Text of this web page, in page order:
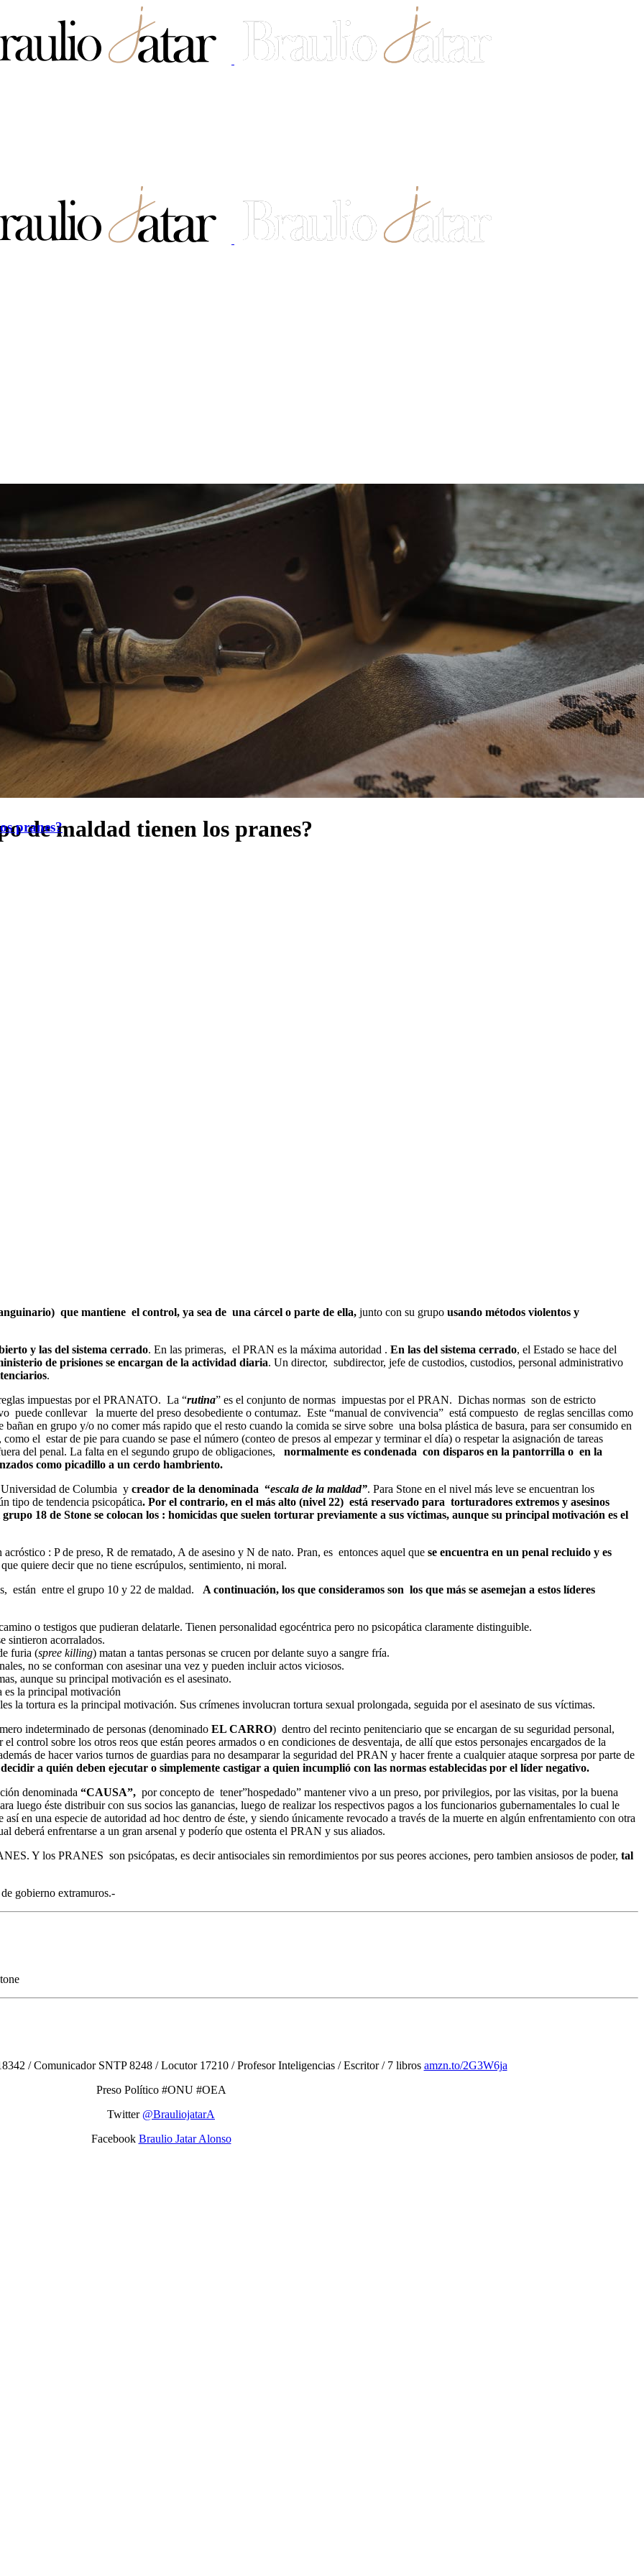
de maldad tienen los pranes?
pranes?
que mantiene el control, ya sea de una cárcel o parte de ella, junto con su grupo usando métodos violentos y
y las del sistema cerrado. En las primeras, el PRAN es la máxima autoridad . En las del sistema cerrado, el Estado se hace del
de prisiones se encargan de la actividad diaria. Un director, subdirector, jefe de custodios, custodios, personal administrativo
.
impuestas por el PRANATO. La “rutina” es el conjunto de normas impuestas por el PRAN. Dichas normas son de estricto
conllevar la muerte del preso desobediente o contumaz. Este “manual de convivencia” está compuesto de reglas sencillas como
en grupo y/o no comer más rapido que el resto cuando la comida se sirve sobre una bolsa plástica de basura, para ser consumido en
el estar de pie para cuando se pase el número (conteo de presos al empezar y terminar el día) o respetar la asignación de tareas
del penal. La falta en el segundo grupo de obligaciones,
normalmente es condenada con disparos en la pantorrilla o en la
como picadillo a un cerdo hambriento.
Universidad de Columbia y creador de la denominada “escala de la maldad”. Para Stone en el nivel más leve se encuentran los
tipo de tendencia psicopática. Por el contrario, en el más alto (nivel 22) está reservado para torturadores extremos y asesinos
grupo 18 de Stone se colocan los : homicidas que suelen torturar previamente a sus víctimas, aunque su principal motivación es el
: P de preso, R de rematado, A de asesino y N de nato. Pran, es entonces aquel que se encuentra en un penal recluido y es
quiere decir que no tiene escrúpulos, sentimiento, ni moral.
están entre el grupo 10 y 22 de maldad.
A continuación, los que consideramos son los que más se asemejan a estos líderes
o testigos que pudieran delatarle. Tienen personalidad egocéntrica pero no psicopática claramente distinguible.
sintieron acorralados.
furia (spree killing) matan a tantas personas se crucen por delante suyo a sangre fría.
no se conforman con asesinar una vez y pueden incluir actos viciosos.
aunque su principal motivación es el asesinato.
es la principal motivación
la tortura es la principal motivación. Sus crímenes involucran tortura sexual prolongada, seguida por el asesinato de sus víctimas.
indeterminado de personas (denominado EL CARRO) dentro del recinto penitenciario que se encargan de su seguridad personal,
control sobre los otros reos que están peores armados o en condiciones de desventaja, de allí que estos personajes encargados de la
de hacer varios turnos de guardias para no desamparar la seguridad del PRAN y hacer frente a cualquier ataque sorpresa por parte de
a quién deben ejecutar o simplemente castigar a quien incumplió con las normas establecidas por el líder negativo.
denominada “CAUSA”, por concepto de tener”hospedado” mantener vivo a un preso, por privilegios, por las visitas, por la buena
luego éste distribuir con sus socios las ganancias, luego de realizar los respectivos pagos a los funcionarios gubernamentales lo cual le
en una especie de autoridad ad hoc dentro de éste, y siendo únicamente revocado a través de la muerte en algún enfrentamiento con otra
deberá enfrentarse a un gran arsenal y poderío que ostenta el PRAN y sus aliados.
Y los PRANES son psicópatas, es decir antisociales sin remordimientos por sus peores acciones, pero tambien ansiosos de poder, tal
gobierno extramuros.-
/ Comunicador SNTP 8248 / Locutor 17210 / Profesor Inteligencias / Escritor / 7 libros amzn.to/2G3W6ja
Preso Político #ONU #OEA
Twitter @BrauliojatarA
Facebook Braulio Jatar Alonso